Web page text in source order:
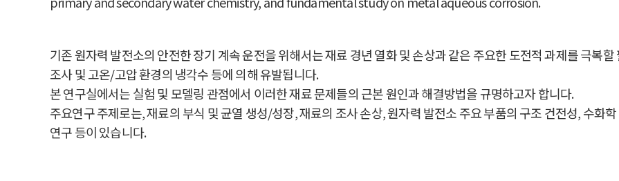
기존 원자력 발전소의 안전한 장기 계속 운전을 위해서는 재료 경년 열화 및 손상과 같은 주요한 도전적 과제를 극복
조사 및 고온/고압 환경의 냉각수 등에 의해 유발됩니다.
본 연구실에서는 실험 및 모델링 관점에서 이러한 재료 문제들의 근본 원인과 해결방법을 규명하고자 합니다.
주요연구 주제로는, 재료의 부식 및 균열 생성/성장, 재료의 조사 손상, 원자력 발전소 주요 부품의 구조 건전성, 수화
연구 등이 있습니다.